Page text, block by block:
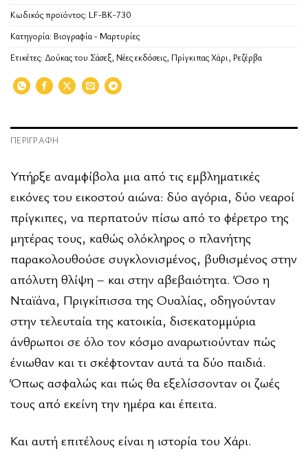
Κωδικός προϊόντος: LF-BK-730
Κατηγορία: Βιογραφία - Μαρτυρίες
Ετικέτες: Δούκας του Σάσεξ, Νέες εκδόσεις, Πρίγκιπας Χάρι, Ρεζέρβα
ΠΕΡΙΓΡΑΦΉ
Υπήρξε αναμφίβολα μια από τις εμβληματικές
εικόνες του εικοστού αιώνα: δύο αγόρια, δύο νεαροί
πρίγκιπες, να περπατούν πίσω από το φέρετρο της
μητέρας τους, καθώς ολόκληρος ο πλανήτης
παρακολουθούσε συγκλονισμένος, βυθισμένος στην
απόλυτη θλίψη – και στην αβεβαιότητα. Όσο η
Νταϊάνα, Πριγκίπισσα της Ουαλίας, οδηγούνταν
στην τελευταία της κατοικία, δισεκατομμύρια
άνθρωποι σε όλο τον κόσμο αναρωτιούνταν πώς
ένιωθαν και τι σκέφτονταν αυτά τα δύο παιδιά.
Όπως ασφαλώς και πώς θα εξελίσσονταν οι ζωές
τους από εκείνη την ημέρα και έπειτα.
Και αυτή επιτέλους είναι η ιστορία του Χάρι.